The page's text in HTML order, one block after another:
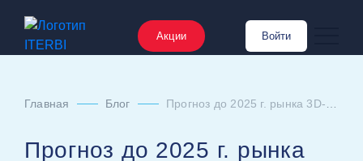
Акции Войти
Главная Блог
Прогноз до 2025 г. рынка